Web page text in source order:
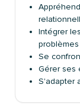
Intégrer
problèmes
Se
Gérer ses
S'adapter